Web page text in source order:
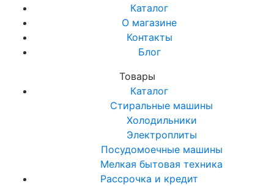
Каталог
О магазине
Контакты
Блог
Товары
Каталог
Стиральные машины
Холодильники
Электроплиты
Посудомоечные машины
Мелкая бытовая техника
Рассрочка и кредит